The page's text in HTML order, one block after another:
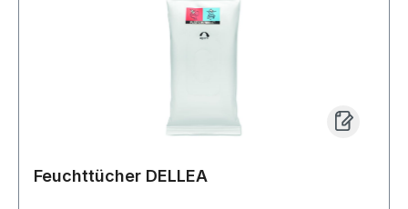
Feuchttücher DELLEA